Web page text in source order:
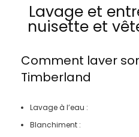
Lavage et
nuisette et
Comment laver
Timberland
Lavage à l’eau :
Blanchiment :